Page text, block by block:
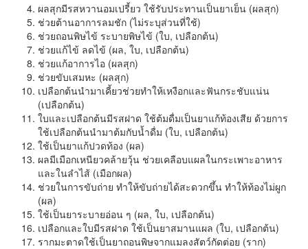
ผลสุกมีรสหวานอมเปรี้ยว ใช้รับประทานเป็นยาเย็น (ผลสุก)
ช่วยต้านอาการลมชัก (ไม่ระบุส่วนที่ใช้)
ช่วยถอนพิษไข้ ระบายพิษไข้ (ใบ, เปลือกต้น)
ช่วยแก้ไข้ ลดไข้ (ผล, ใบ, เปลือกต้น)
ช่วยแก้อาการไอ (ผลสุก)
ช่วยขับเสมหะ (ผลสุก)
เปลือกต้นนำมาเคี้ยวช่วยทำให้เหงือกและฟันกระชับแน่น
(เปลือกต้น)
ใบและเปลือกต้นมีรสฝาด ใช้ต้มดื่มเป็นยาแก้ท้องเสีย ด้วยการ
ใช้เปลือกต้นนำมาต้มกับน้ำดื่ม (ใบ, เปลือกต้น)
ใช้เป็นยาแก้ปวดท้อง (ผล)
ผลมีเมือกเหนียวคล้ายวุ้น ช่วยเคลือบแผลในกระเพาะอาหาร
และในลำไส้ (เมือกผล)
ช่วยในการขับถ่าย ทำให้ขับถ่ายได้สะดวกขึ้น ทำให้ท้องไม่ผูก
(ผล)
ใช้เป็นยาระบายอ่อน ๆ (ผล, ใบ, เปลือกต้น)
เปลือกและใบมีรสฝาด ใช้เป็นยาสมานแผล (ใบ, เปลือกต้น)
รากมะตาดใช้เป็นยาถอนพิษจากแมลงสัตว์กัดต่อย (ราก)